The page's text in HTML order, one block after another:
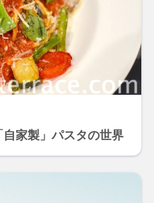
家製」パスタの世界